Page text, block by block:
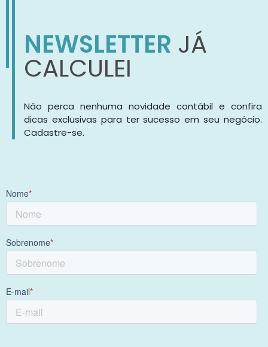
NEWSLETTER JÁ
CALCULEI
Não perca nenhuma novidade contábil e confira
dicas exclusivas para ter sucesso em seu negócio.
Cadastre-se.